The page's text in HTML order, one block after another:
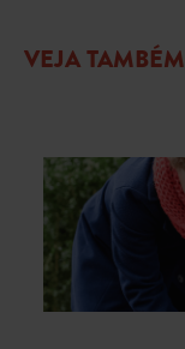
VEJA TAMBÉM